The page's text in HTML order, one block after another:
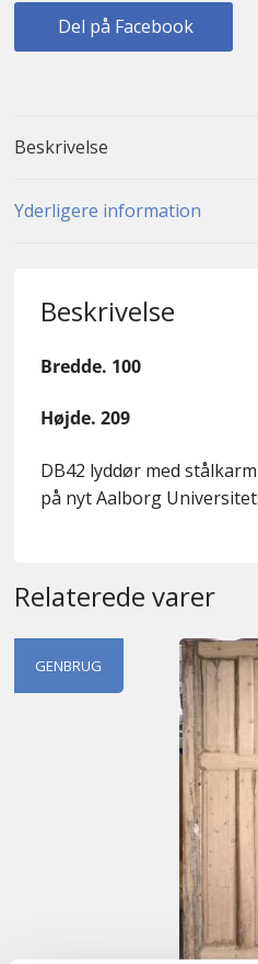
Del på Facebook
Beskrivelse
Yderligere information
Beskrivelse
Bredde. 100
Højde. 209
DB42 lyddør med
på nyt Aalborg
Relaterede varer
GENBRUG